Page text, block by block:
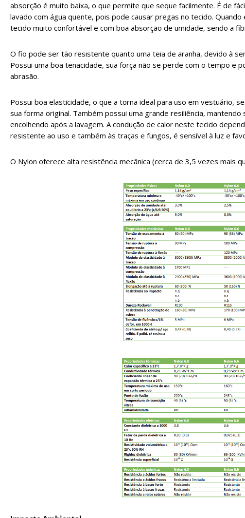
absorção é muito baixa, o que permite que seque facilmente. É de
lavado com água quente, pois pode causar pregas no tecido.
tecido muito confortável e com boa absorção de umidade, sendo a
O fio pode ser tão resistente quanto uma teia de aranha, devido à
Possui uma boa tenacidade, sua força não se perde com o tempo e
abrasão.
Possui boa elasticidade, o que a torna ideal para uso em vestuário,
sua forma original. Também possui uma grande resiliência, mantendo
encolhendo após a lavagem. A condução de calor neste tecido
resistente ao uso e também às traças e fungos, é sensível à luz e
O Nylon oferece alta resistência mecânica (cerca de 3,5 vezes mais